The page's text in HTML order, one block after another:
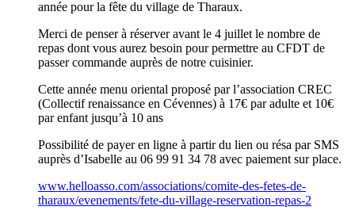
année pour la fête du village de Tharaux.
Merci de penser à réserver avant le 4 juillet le nombre de
repas dont vous aurez besoin pour permettre au CFDT de
passer commande auprès de notre cuisinier.
Cette année menu oriental proposé par l’association CREC
(Collectif renaissance en Cévennes) à 17€ par adulte et 10€
par enfant jusqu’à 10 ans
Possibilité de payer en ligne à partir du lien ou résa par SMS
auprès d’Isabelle au 06 99 91 34 78 avec paiement sur place.
www.helloasso.com/associations/comite-des-fetes-de-
tharaux/evenements/fete-du-village-reservation-repas-2